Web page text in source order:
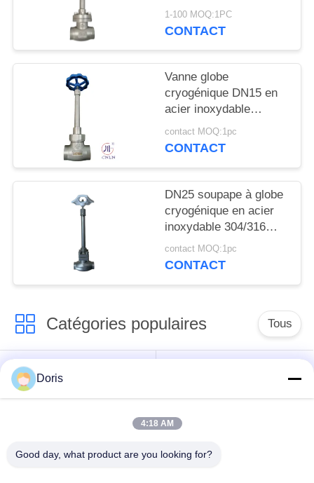
POLITIQUE
DE
CONFIDENTIALITÉ
de globe ou l'acier
inoxydable ou adaptent
1-100 MOQ:1PC
CONTACT
Vanne globe
cryogénique DN15 en
acier inoxydable
304/316 5.0 MPa
-196°C à +80°C
contact MOQ:1pc
CONTACT
DN25 soupape à globe
cryogénique en acier
inoxydable 304/316
avec joint PTFE et
corps de soupape
contact MOQ:1pc
CONTACT
Catégories populaires Tous
Vanne cryogénique
cryogéniques
cryogénique
cryogénique
Doris
4:18 AM
Good day, what product are you looking for?